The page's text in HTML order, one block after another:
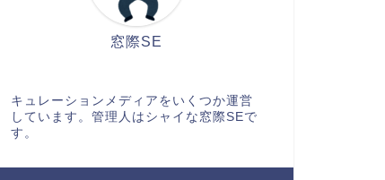
窓際SE
キュレーションメディアをいくつか運営
しています。管理人はシャイな窓際SEで
す。